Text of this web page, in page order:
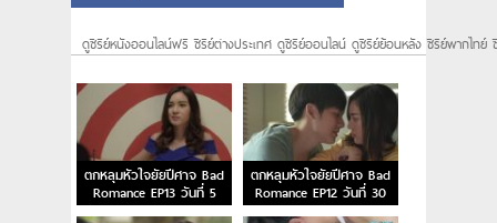
ดูซีรีย์หนังออนไลน์ฟรี ซีรีย์ต่างประเทศ ดูซีรีย์ออนไลน์ ดูซีรีย์ย้อนหลัง ซีรีย์พากไทย์
ตกหลุมหัวใจยัยปีศาจ Bad
Romance EP13 วันที่ 5
ก.ย. 59
ตกหลุมหัวใจยัยปีศาจ Bad
Romance EP12 วันที่ 30
ส.ค. 59